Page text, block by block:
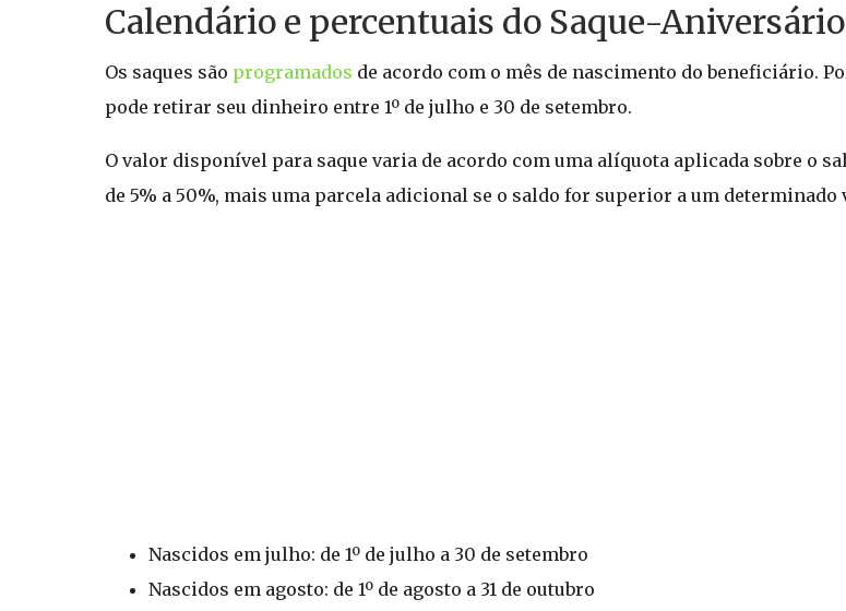
Calendário e percentuais do Saque-Aniversário
Os saques são programados de acordo com o mês de nascimento do beneficiário.
pode retirar seu dinheiro entre 1º de julho e 30 de setembro.
O valor disponível para saque varia de acordo com uma alíquota aplicada sobre o
de 5% a 50%, mais uma parcela adicional se o saldo for superior a um determinado
Nascidos em julho: de 1º de julho a 30 de setembro
Nascidos em agosto: de 1º de agosto a 31 de outubro